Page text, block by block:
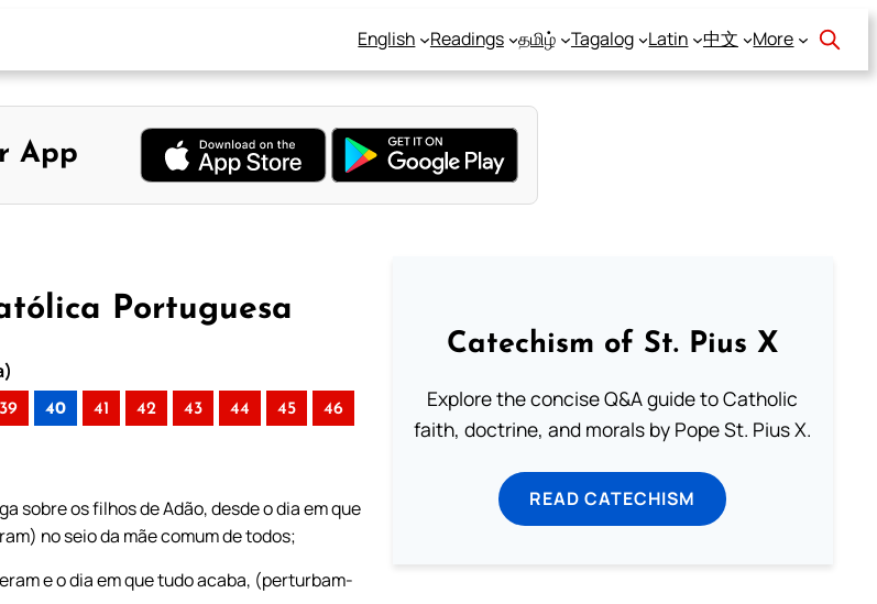
English Readings தமிழ் Tagalog Latin 中文 More
App
Portuguesa
39 40 41 42 43 44 45 46
sobre os filhos de Adão, desde o dia em que
no seio da mãe comum de todos;
e o dia em que tudo acaba, (perturbam-
Catechism of St. Pius X
Explore the concise Q&A guide to Catholic
faith, doctrine, and morals by Pope St. Pius X.
READ CATECHISM